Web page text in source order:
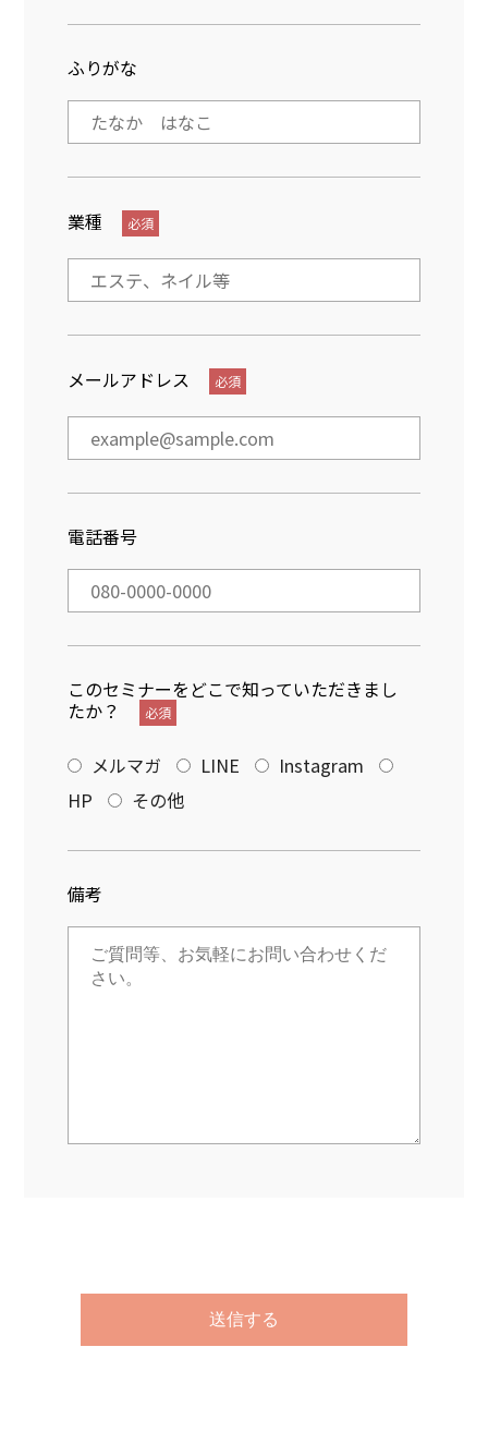
ふりがな
業種 必須
メールアドレス 必須
電話番号
このセミナーをどこで知っていただきまし
たか？
必須
メルマガ LINE
Instagram
HP
その他
備考